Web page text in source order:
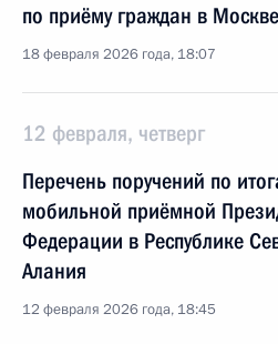
по приёму граждан в
18 февраля 2026 года, 18:07
12 февраля, четверг
Перечень поручений по
мобильной приёмной
Федерации в Республике
Алания
12 февраля 2026 года, 18:45